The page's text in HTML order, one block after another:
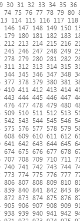
30 31 32 33 34 35 36
74 75 76 77 78 79 80
114 115 116 117 118
146 147 148 149 150
179 180 181 182 183
212 213 214 215 216
245 246 247 248 249
278 279 280 281 282
311 312 313 314 315
344 345 346 347 348
377 378 379 380 381
410 411 412 413 414
443 444 445 446 447
476 477 478 479 480
509 510 511 512 513
542 543 544 545 546
575 576 577 578 579
608 609 610 611 612
641 642 643 644 645
674 675 676 677 678
707 708 709 710 711
740 741 742 743 744
773 774 775 776 777
806 807 808 809 810
839 840 841 842 843
872 873 874 875 876
905 906 907 908 909
938 939 940 941 942